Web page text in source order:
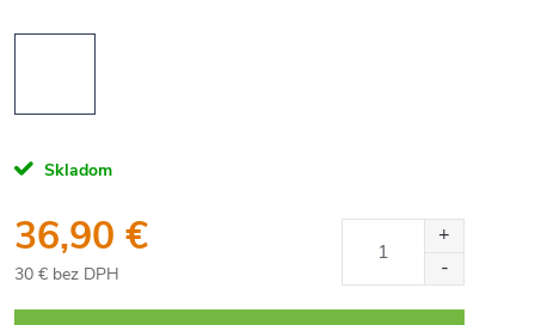
Skladom
36,90 €
30 € bez DPH
cena: